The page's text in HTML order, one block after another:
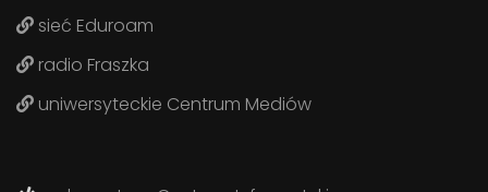
sieć Eduroam
radio Fraszka
uniwersyteckie Centrum Mediów